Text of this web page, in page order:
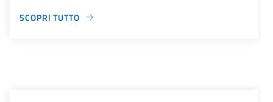
SCOPRI TUTTO